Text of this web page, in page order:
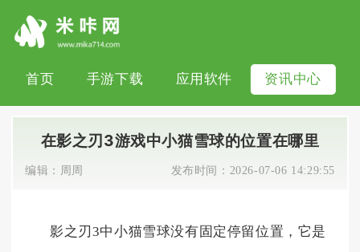
首页 手游下载 应用软件 资讯中心
在影之刃3游戏中小猫雪球的位置在哪里
编辑： 周周 发布时间： 2026-07-06 14:29:55
影之刃3中小猫雪球没有固定停留位置，它是